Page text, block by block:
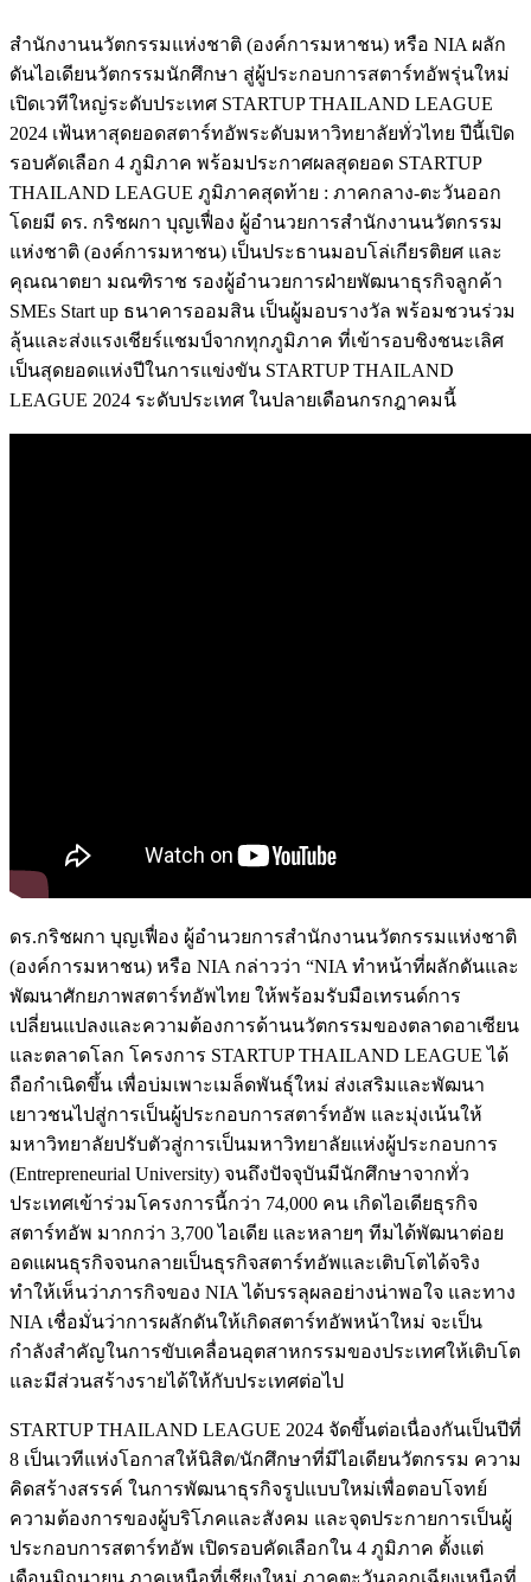
สำนักงานนวัตกรรมแห่งชาติ (องค์การมหาชน) หรือ NIA ผลัก
ดันไอเดียนวัตกรรมนักศึกษา สู่ผู้ประกอบการสตาร์ทอัพรุ่นใหม่
เปิดเวทีใหญ่ระดับประเทศ STARTUP THAILAND LEAGUE
2024 เฟ้นหาสุดยอดสตาร์ทอัพระดับมหาวิทยาลัยทั่วไทย ปีนี้เปิด
รอบคัดเลือก 4 ภูมิภาค พร้อมประกาศผลสุดยอด STARTUP
THAILAND LEAGUE ภูมิภาคสุดท้าย : ภาคกลาง-ตะวันออก
โดยมี ดร. กริชผกา บุญเฟื่อง ผู้อำนวยการสำนักงานนวัตกรรม
แห่งชาติ (องค์การมหาชน) เป็นประธานมอบโล่เกียรติยศ และ
คุณณาตยา มณฑิราช รองผู้อำนวยการฝ่ายพัฒนาธุรกิจลูกค้า
SMEs Start up ธนาคารออมสิน เป็นผู้มอบรางวัล พร้อมชวนร่วม
ลุ้นและส่งแรงเชียร์แชมป์จากทุกภูมิภาค ที่เข้ารอบชิงชนะเลิศ
เป็นสุดยอดแห่งปีในการแข่งขัน STARTUP THAILAND
LEAGUE 2024 ระดับประเทศ ในปลายเดือนกรกฎาคมนี้
ดร.กริชผกา บุญเฟื่อง ผู้อำนวยการสำนักงานนวัตกรรมแห่งชาติ
(องค์การมหาชน) หรือ NIA กล่าวว่า “NIA ทำหน้าที่ผลักดันและ
พัฒนาศักยภาพสตาร์ทอัพไทย ให้พร้อมรับมือเทรนด์การ
เปลี่ยนแปลงและความต้องการด้านนวัตกรรมของตลาดอาเซียน
และตลาดโลก โครงการ STARTUP THAILAND LEAGUE ได้
ถือกำเนิดขึ้น เพื่อบ่มเพาะเมล็ดพันธุ์ใหม่ ส่งเสริมและพัฒนา
เยาวชนไปสู่การเป็นผู้ประกอบการสตาร์ทอัพ และมุ่งเน้นให้
มหาวิทยาลัยปรับตัวสู่การเป็นมหาวิทยาลัยแห่งผู้ประกอบการ
(Entrepreneurial University) จนถึงปัจจุบันมีนักศึกษาจากทั่ว
ประเทศเข้าร่วมโครงการนี้กว่า 74,000 คน เกิดไอเดียธุรกิจ
สตาร์ทอัพ มากกว่า 3,700 ไอเดีย และหลายๆ ทีมได้พัฒนาต่อย
อดแผนธุรกิจจนกลายเป็นธุรกิจสตาร์ทอัพและเติบโตได้จริง
ทำให้เห็นว่าภารกิจของ NIA ได้บรรลุผลอย่างน่าพอใจ และทาง
NIA เชื่อมั่นว่าการผลักดันให้เกิดสตาร์ทอัพหน้าใหม่ จะเป็น
กำลังสำคัญในการขับเคลื่อนอุตสาหกรรมของประเทศให้เติบโต
และมีส่วนสร้างรายได้ให้กับประเทศต่อไป
STARTUP THAILAND LEAGUE 2024 จัดขึ้นต่อเนื่องกันเป็นปีที่
8 เป็นเวทีแห่งโอกาสให้นิสิต/นักศึกษาที่มีไอเดียนวัตกรรม ความ
คิดสร้างสรรค์ ในการพัฒนาธุรกิจรูปแบบใหม่เพื่อตอบโจทย์
ความต้องการของผู้บริโภคและสังคม และจุดประกายการเป็นผู้
ประกอบการสตาร์ทอัพ เปิดรอบคัดเลือกใน 4 ภูมิภาค ตั้งแต่
เดือนมิถุนายน ภาคเหนือที่เชียงใหม่ ภาคตะวันออกเฉียงเหนือที่